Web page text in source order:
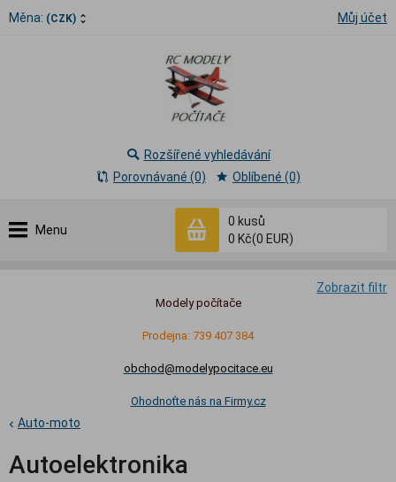
Měna: (CZK) Můj účet
Menu
0 kusů
0 Kč(0 EUR)
Rozšířené vyhledávání
Porovnávané (0)
Oblíbené (0)
Zobrazit filtr
Modely počítače
Prodejna: 739 407 384
obchod@modelypocitace.eu
Ohodnoťte nás na Firmy.cz
Auto-moto
Autoelektronika